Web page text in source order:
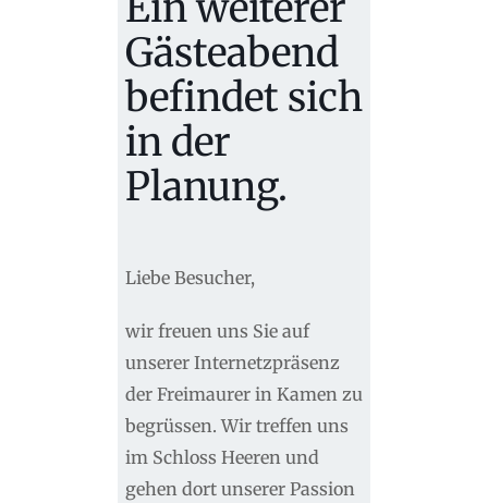
Gästeabend
befindet sich
in der
Planung.
Liebe Besucher,
wir freuen uns Sie auf
unserer Internetzpräsenz
der Freimaurer in Kamen zu
begrüssen. Wir treffen uns
im Schloss Heeren und
gehen dort unserer Passion